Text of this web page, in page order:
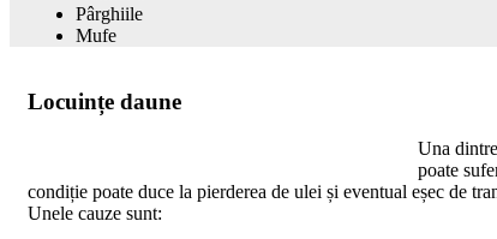
Pârghiile
Mufe
Locuințe daune
Una
poate
condiție poate duce la pierderea de ulei și eventual eșec de
Unele cauze sunt: